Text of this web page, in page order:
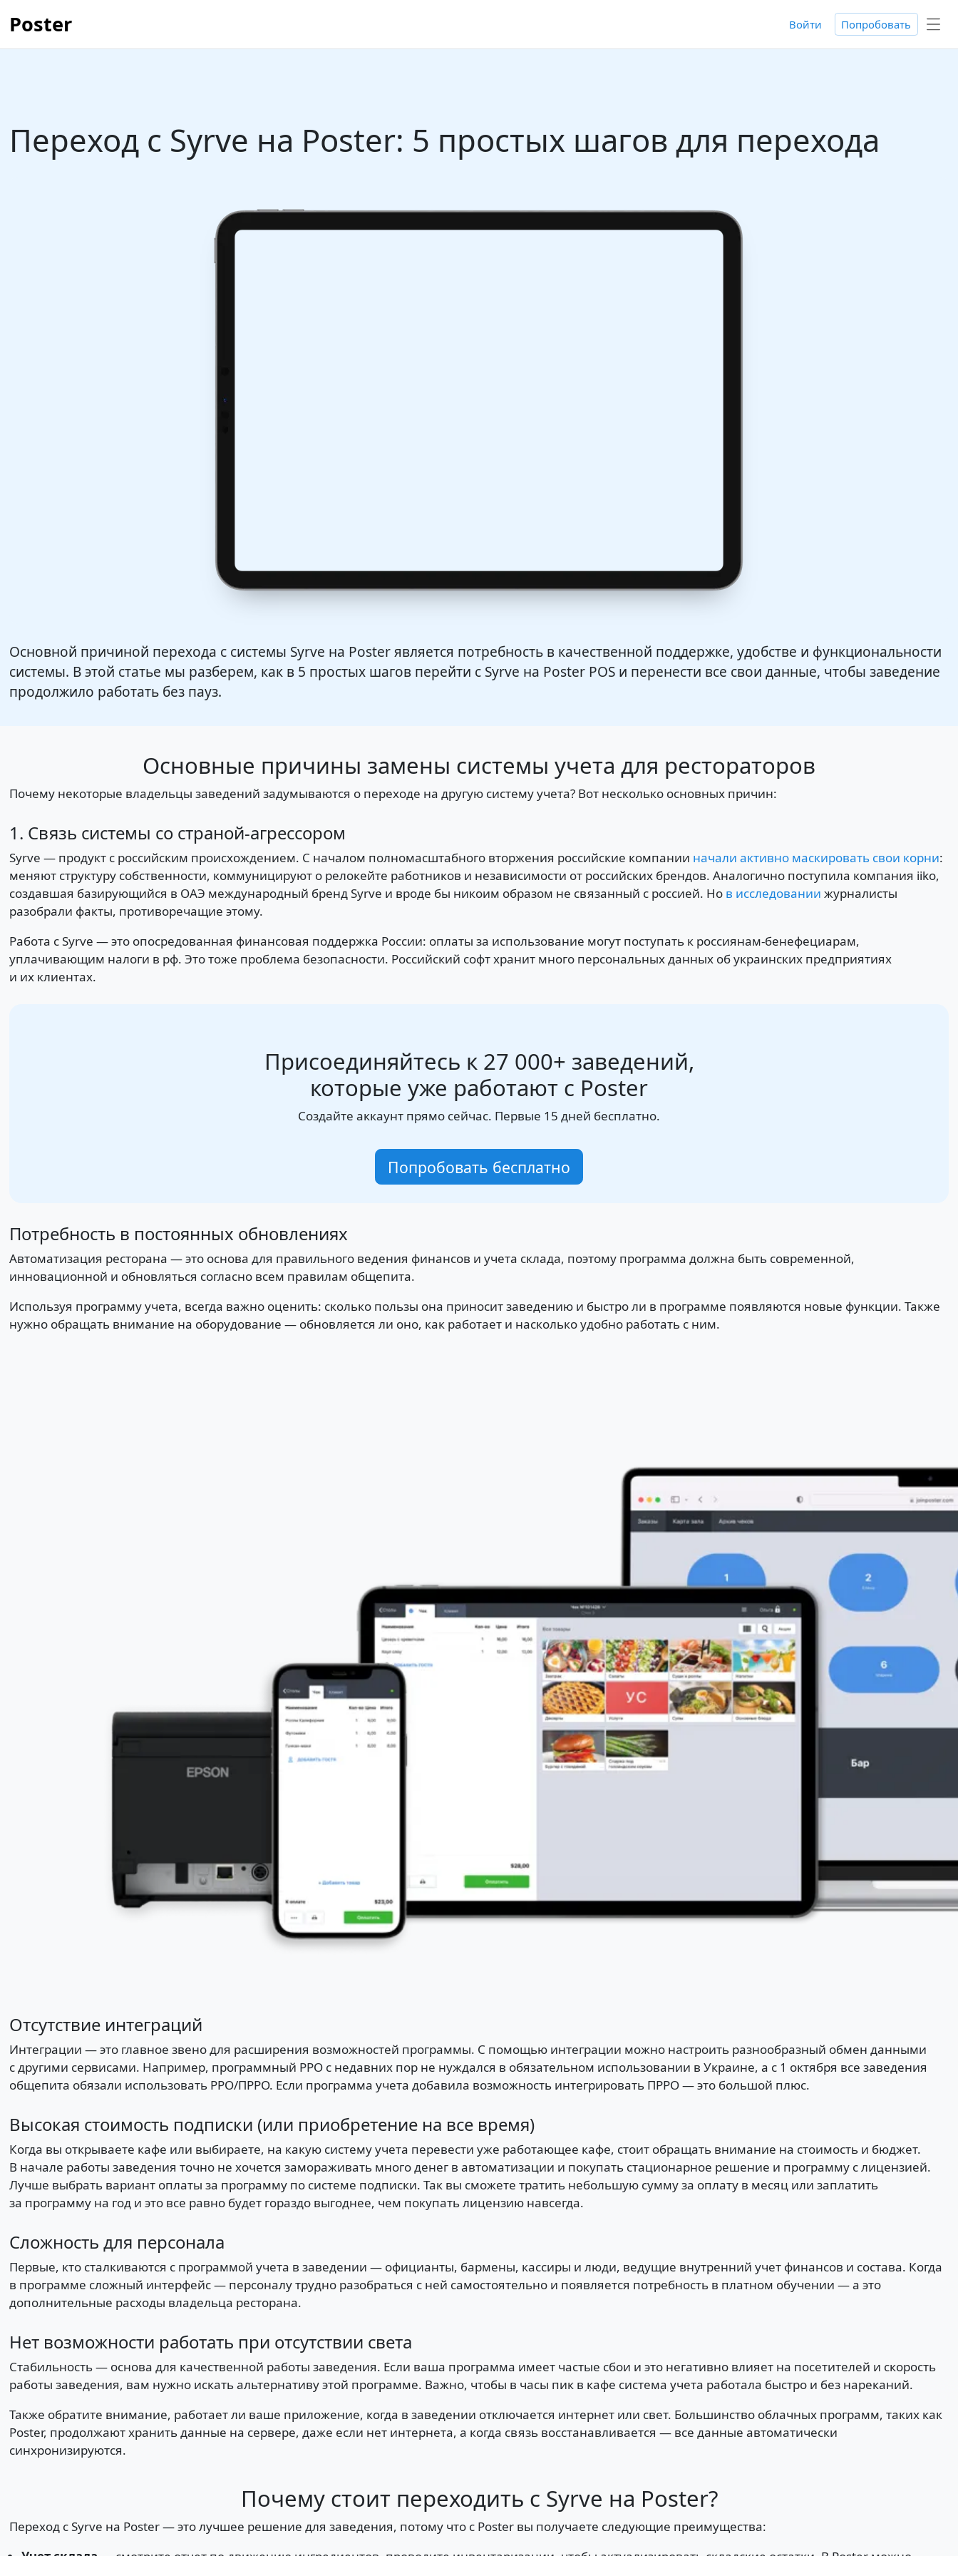
Poster Войти Попробовать
Переход с Syrve на Poster: 5 простых шагов для перехода
Основной причиной перехода с системы Syrve на Poster является потребность в качественной поддержке, удобстве и функциональности
системы. В этой статье мы разберем, как в 5 простых шагов перейти с Syrve на Poster POS и перенести все свои данные, чтобы заведение
продолжило работать без пауз.
Основные причины замены системы учета для рестораторов
Почему некоторые владельцы заведений задумываются о переходе на другую систему учета? Вот несколько основных причин:
1. Связь системы со страной-агрессором
Syrve — продукт с российским происхождением. С началом полномасштабного вторжения российские компании начали активно маскировать свои корни:
меняют структуру собственности, коммуницируют о релокейте работников и независимости от российских брендов. Аналогично поступила компания iiko,
создавшая базирующийся в ОАЭ международный бренд Syrve и вроде бы никоим образом не связанный с россией. Но в исследовании журналисты
разобрали факты, противоречащие этому.
Работа с Syrve — это опосредованная финансовая поддержка России: оплаты за использование могут поступать к россиянам-бенефециарам,
уплачивающим налоги в рф. Это тоже проблема безопасности. Российский софт хранит много персональных данных об украинских предприятиях
и их клиентах.
Присоединяйтесь к 27 000+ заведений,
которые уже работают с Poster
Создайте аккаунт прямо сейчас. Первые 15 дней бесплатно.
Попробовать бесплатно
Потребность в постоянных обновлениях
Автоматизация ресторана — это основа для правильного ведения финансов и учета склада, поэтому программа должна быть современной,
инновационной и обновляться согласно всем правилам общепита.
Используя программу учета, всегда важно оценить: сколько пользы она приносит заведению и быстро ли в программе появляются новые функции. Также
нужно обращать внимание на оборудование — обновляется ли оно, как работает и насколько удобно работать с ним.
Отсутствие интеграций
Интеграции — это главное звено для расширения возможностей программы. С помощью интеграции можно настроить разнообразный обмен данными
с другими сервисами. Например, программный РРО с недавних пор не нуждался в обязательном использовании в Украине, а с 1 октября все заведения
общепита обязали использовать РРО/ПРРО. Если программа учета добавила возможность интегрировать ПРРО — это большой плюс.
Высокая стоимость подписки (или приобретение на все время)
Когда вы открываете кафе или выбираете, на какую систему учета перевести уже работающее кафе, стоит обращать внимание на стоимость и бюджет.
В начале работы заведения точно не хочется замораживать много денег в автоматизации и покупать стационарное решение и программу с лицензией.
Лучше выбрать вариант оплаты за программу по системе подписки. Так вы сможете тратить небольшую сумму за оплату в месяц или заплатить
за программу на год и это все равно будет гораздо выгоднее, чем покупать лицензию навсегда.
Сложность для персонала
Первые, кто сталкиваются с программой учета в заведении — официанты, бармены, кассиры и люди, ведущие внутренний учет финансов и состава. Когда
в программе сложный интерфейс — персоналу трудно разобраться с ней самостоятельно и появляется потребность в платном обучении — а это
дополнительные расходы владельца ресторана.
Нет возможности работать при отсутствии света
Стабильность — основа для качественной работы заведения. Если ваша программа имеет частые сбои и это негативно влияет на посетителей и скорость
работы заведения, вам нужно искать альтернативу этой программе. Важно, чтобы в часы пик в кафе система учета работала быстро и без нареканий.
Также обратите внимание, работает ли ваше приложение, когда в заведении отключается интернет или свет. Большинство облачных программ, таких как
Poster, продолжают хранить данные на сервере, даже если нет интернета, а когда связь восстанавливается — все данные автоматически
синхронизируются.
Почему стоит переходить с Syrve на Poster?
Переход с Syrve на Poster — это лучшее решение для заведения, потому что с Poster вы получаете следующие преимущества: